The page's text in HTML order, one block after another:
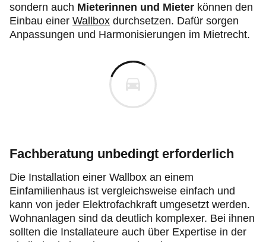
sondern auch Mieterinnen und Mieter können den
Einbau einer Wallbox durchsetzen. Dafür sorgen
Anpassungen und Harmonisierungen im Mietrecht.
Fachberatung unbedingt erforderlich
Die Installation einer Wallbox an einem
Einfamilienhaus ist vergleichsweise einfach und
kann von jeder Elektrofachkraft umgesetzt werden.
Wohnanlagen sind da deutlich komplexer. Bei ihnen
sollten die Installateure auch über Expertise in der